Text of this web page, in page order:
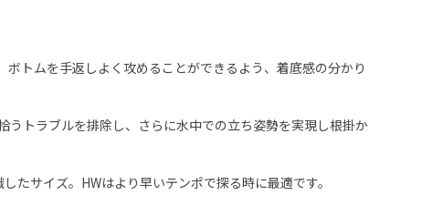
トムを手返しよく攻めることができるよう、着底感の分かり
トラブルを排除し、さらに水中での立ち姿勢を実現し根掛か
たサイズ。HWはより早いテンポで探る時に最適です。